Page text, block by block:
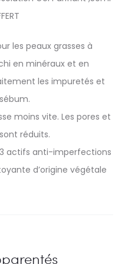
les peaux grasses à
en minéraux et en
les impuretés et
moins vite. Les pores et
réduits.
actifs anti-imperfections
d’origine végétale